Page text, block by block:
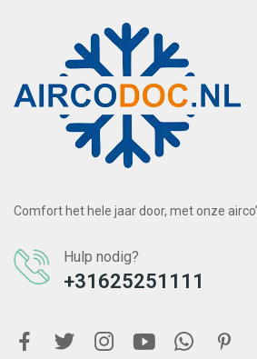
Comfort het hele jaar door, met onze
Hulp nodig?
+31625251111